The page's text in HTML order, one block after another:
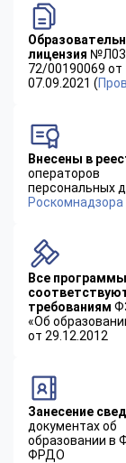
лицензия
72/00190069 от
07.09.2021 (
Внесены в
операторов
персональных
Роскомнадзора
Все программы
требованиям
«Об
от 29.12.2012
Занесение
документах об
образовании в
ФРДО